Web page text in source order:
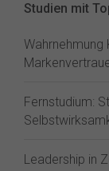
Studien mit
Wahrnehmung
Fernstudium:
Leadership in